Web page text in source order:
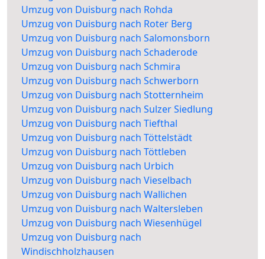
Umzug von Duisburg nach Rohda
Umzug von Duisburg nach Roter Berg
Umzug von Duisburg nach Salomonsborn
Umzug von Duisburg nach Schaderode
Umzug von Duisburg nach Schmira
Umzug von Duisburg nach Schwerborn
Umzug von Duisburg nach Stotternheim
Umzug von Duisburg nach Sulzer Siedlung
Umzug von Duisburg nach Tiefthal
Umzug von Duisburg nach Töttelstädt
Umzug von Duisburg nach Töttleben
Umzug von Duisburg nach Urbich
Umzug von Duisburg nach Vieselbach
Umzug von Duisburg nach Wallichen
Umzug von Duisburg nach Waltersleben
Umzug von Duisburg nach Wiesenhügel
Umzug von Duisburg nach
Windischholzhausen